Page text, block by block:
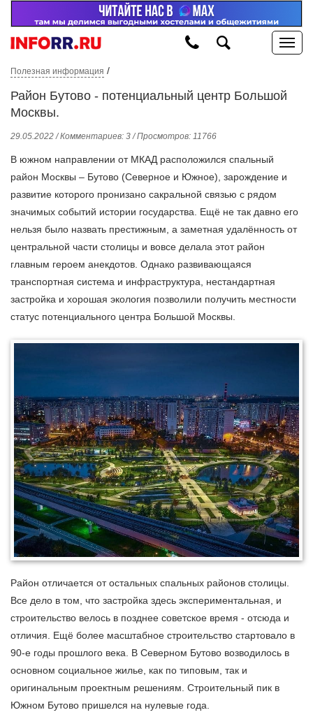
Полезная информация /
Район Бутово - потенциальный центр Большой
Москвы.
29.05.2022 / Комментариев: 3 / Просмотров: 11766
В южном направлении от МКАД расположился спальный
район Москвы – Бутово (Северное и Южное), зарождение и
развитие которого пронизано сакральной связью с рядом
значимых событий истории государства. Ещё не так давно его
нельзя было назвать престижным, а заметная удалённость от
центральной части столицы и вовсе делала этот район
главным героем анекдотов. Однако развивающаяся
транспортная система и инфраструктура, нестандартная
застройка и хорошая экология позволили получить местности
статус потенциального центра Большой Москвы.
Район отличается от остальных спальных районов столицы.
Все дело в том, что застройка здесь экспериментальная, и
строительство велось в позднее советское время - отсюда и
отличия. Ещё более масштабное строительство стартовало в
90-е годы прошлого века. В Северном Бутово возводилось в
основном социальное жилье, как по типовым, так и
оригинальным проектным решениям. Строительный пик в
Южном Бутово пришелся на нулевые года.